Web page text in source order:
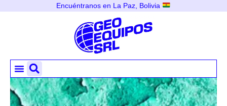
Encuéntranos en La Paz, Bolivia